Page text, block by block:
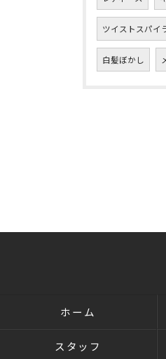
ツイストスパイ
白髪ぼかし
ホーム
スタッフ